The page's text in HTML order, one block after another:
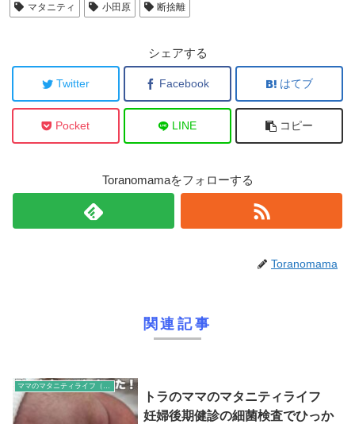
マタニティ 小田原 断捨離
シェアする
Twitter Facebook はてブ
Pocket LINE コピー
Toranomamaをフォローする
Toranomama
関連記事
トラのママのマタニティライフ
妊婦後期健診の細菌検査でひっか